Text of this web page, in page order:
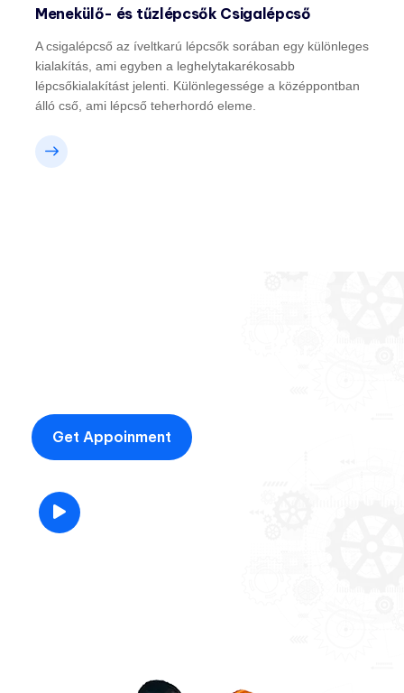
Menekülő- és tűzlépcsők Csigalépcső
A csigalépcső az íveltkarú lépcsők sorában egy különleges
kialakítás, ami egyben a leghelytakarékosabb
lépcsőkialakítást jelenti. Különlegessége a középpontban
álló cső, ami lépcső teherhordó eleme.
Get Appoinment